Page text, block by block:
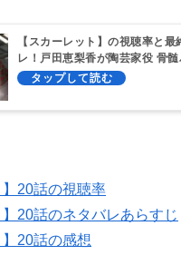
【スカーレット】の視聴率と最
レ！戸田恵梨香が陶芸家役 骨
演じる？
】20話の視聴率
】20話のネタバレあらすじ
】20話の感想